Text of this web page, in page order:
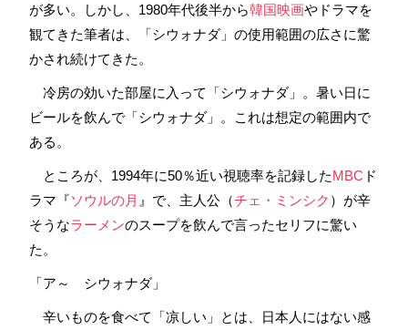
が多い。しかし、1980年代後半から韓国映画やドラマを
観てきた筆者は、「シウォナダ」の使用範囲の広さに驚
かされ続けてきた。
冷房の効いた部屋に入って「シウォナダ」。暑い日に
ビールを飲んで「シウォナダ」。これは想定の範囲内で
ある。
ところが、1994年に50％近い視聴率を記録したMBC ド
ラマ『ソウルの月 』で、主人公（チェ・ミンシク ）が辛
そうなラーメンのスープを飲んで言ったセリフに驚い
た。
「ア～ シウォナダ」
辛いものを食べて「凉しい」とは、日本人にはない感